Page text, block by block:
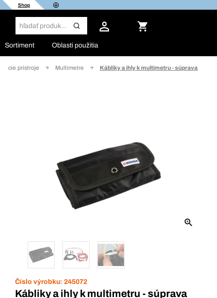
Shop
Sortiment Oblasti použitia
prístroje Multimetre Kábliky a ihly k multimetru - súprava
Číslo výrobku: 245072
Kábliky a ihly k multimetru - súprava